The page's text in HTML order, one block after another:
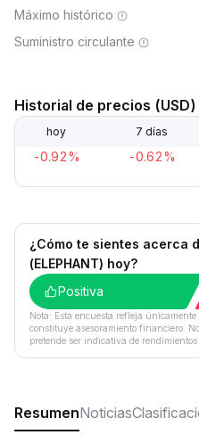
Máximo histórico
Suministro circulante
Historial de precios (USD)
hoy 7 días
-0.92% -0.62%
¿Cómo te sientes acerca
(ELEPHANT) hoy?
Positiva
Nota: Esta encuesta refleja
constituye asesoramiento financiero.
pretende ser indicativa de rendimientos
ResumenNoticias